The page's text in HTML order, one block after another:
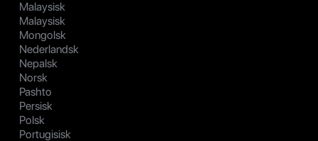
Malaysisk
Malaysisk
Mongolsk
Nederlandsk
Nepalsk
Norsk
Pashto
Persisk
Polsk
Portugisisk